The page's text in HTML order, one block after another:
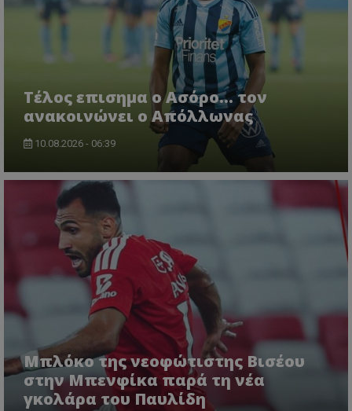
Tέλος επισημα ο Ασόρο... τον
ανακοινώνει ο Απόλλωνας
10.08.2026 - 06:39
Μπλόκο της νεοφώτιστης Βισέου
στην Μπενφίκα παρά τη νέα
γκολάρα του Παυλίδη